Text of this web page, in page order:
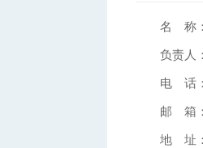
名 称：
负责人：
电 话：
邮 箱：
地 址：